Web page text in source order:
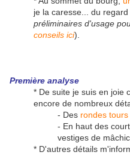
je la caresse... du regard
préliminaires d'usage
conseils ici).
Première analyse
* De suite je suis en joie
encore de nombreux
- Des rondes
- En haut des
vestiges de
* D'autres détails